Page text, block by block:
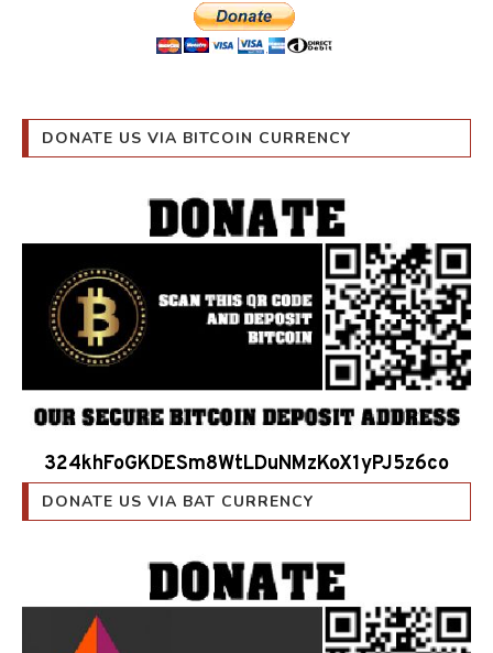
DONATE US VIA BITCOIN CURRENCY
DONATE US VIA BAT CURRENCY